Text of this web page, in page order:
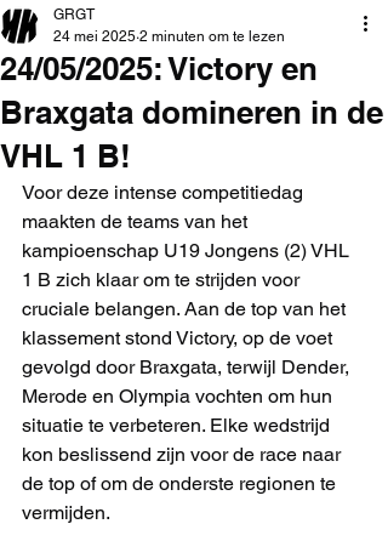
24/05/2025: Victory en
Braxgata domineren in de
VHL 1 B!
GRGT
24 mei 2025 2 minuten om te lezen
Voor deze intense competitiedag
maakten de teams van het
kampioenschap U19 Jongens (2) VHL
1 B zich klaar om te strijden voor
cruciale belangen. Aan de top van het
klassement stond Victory, op de voet
gevolgd door Braxgata, terwijl Dender,
Merode en Olympia vochten om hun
situatie te verbeteren. Elke wedstrijd
kon beslissend zijn voor de race naar
de top of om de onderste regionen te
vermijden.